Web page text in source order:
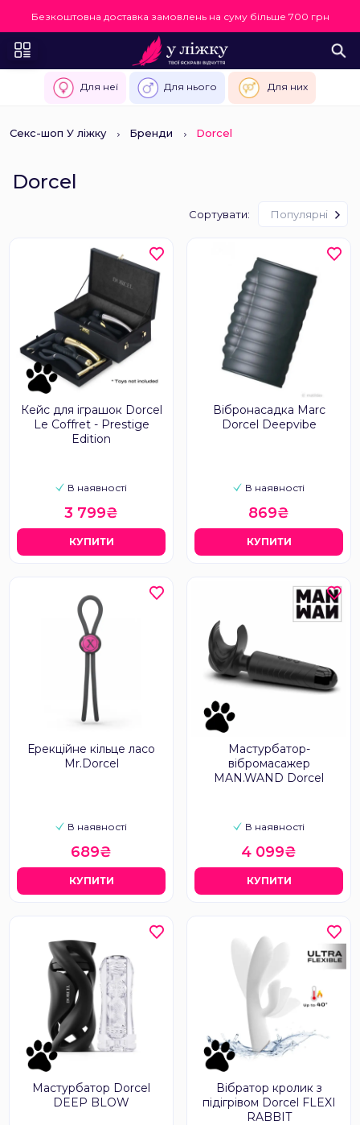
Безкоштовна доставка замовлень на суму більше 700 грн
Для неї Для нього Для них
Секс-шоп У ліжку Бренди Dorcel
Dorcel
Сортувати: Популярні
Кейс для іграшок Dorcel
Le Coffret - Prestige
Edition
В наявності
3 799₴
КУПИТИ
Вібронасадка Marc
Dorcel Deepvibe
В наявності
869₴
КУПИТИ
Ерекційне кільце ласо
Mr.Dorcel
В наявності
689₴
КУПИТИ
Мастурбатор-
вібромасажер
MAN.WAND Dorcel
В наявності
4 099₴
КУПИТИ
Мастурбатор Dorcel
DEEP BLOW
Вібратор кролик з
підігрівом Dorcel FLEXI
RABBIT